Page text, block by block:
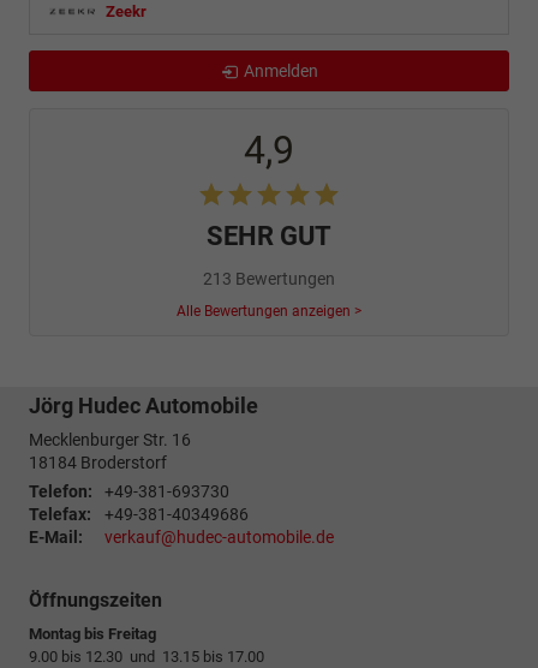
Zeekr
Anmelden
4,9
SEHR GUT
213 Bewertungen
Alle Bewertungen anzeigen >
Jörg Hudec Automobile
Mecklenburger Str. 16
18184 Broderstorf
Telefon:
+49-381-693730
Telefax:
+49-381-40349686
E-Mail:
verkauf@hudec-automobile.de
Öffnungszeiten
Montag bis Freitag
9.00 bis 12.30 und 13.15 bis 17.00